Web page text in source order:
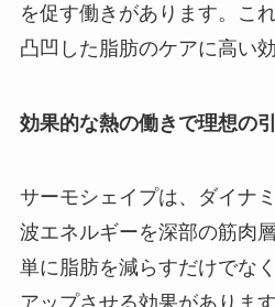
を促す働きがあります。こ
凸凹した脂肪のケアに高い
効果的な熱の働きで理想の
サーモシェイプは、ダイナ
波エネルギーを深部の筋肉
単に脂肪を減らすだけでな